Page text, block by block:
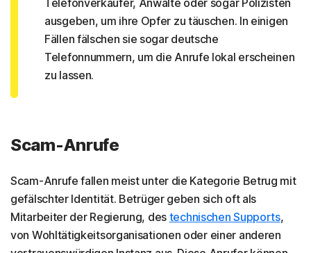
Telefonverkäufer, Anwälte oder sogar Polizisten
ausgeben, um ihre Opfer zu täuschen. In einigen
Fällen fälschen sie sogar deutsche
Telefonnummern, um die Anrufe lokal erscheinen
zu lassen.
Scam-Anrufe
Scam-Anrufe fallen meist unter die Kategorie Betrug mit
gefälschter Identität. Betrüger geben sich oft als
Mitarbeiter der Regierung, des technischen Supports,
von Wohltätigkeitsorganisationen oder einer anderen